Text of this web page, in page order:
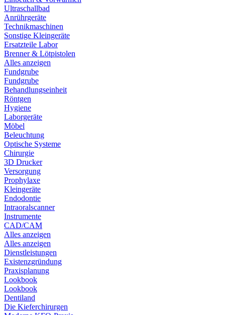
Ultraschallbad
Anrührgeräte
Technikmaschinen
Sonstige Kleingeräte
Ersatzteile Labor
Brenner & Lötpistolen
Alles anzeigen
Fundgrube
Fundgrube
Behandlungseinheit
Röntgen
Hygiene
Laborgeräte
Möbel
Beleuchtung
Optische Systeme
Chirurgie
3D Drucker
Versorgung
Prophylaxe
Kleingeräte
Endodontie
Intraoralscanner
Instrumente
CAD/CAM
Alles anzeigen
Alles anzeigen
Dienstleistungen
Existenzgründung
Praxisplanung
Lookbook
Lookbook
Dentiland
Die Kieferchirurgen